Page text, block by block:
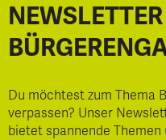
NEWSLETTER
Du möchtest zum Thema
verpassen? Unser
bietet spannende Themen